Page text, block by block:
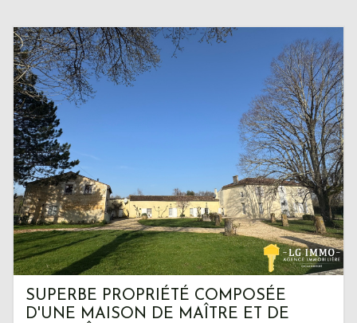
SUPERBE PROPRIÉTÉ COMPOSÉE
D'UNE MAISON DE MAÎTRE ET DE